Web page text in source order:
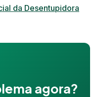
da Desentupidora
agora?